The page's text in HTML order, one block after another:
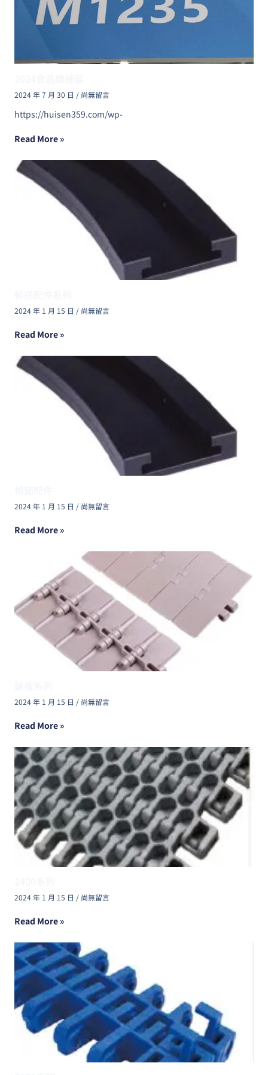
2024 年 7 月 30 日 尚無留言
https://huisen359.com/wp-
Read More »
2024 年 1 月 15 日 尚無留言
Read More »
2024 年 1 月 15 日 尚無留言
Read More »
2024 年 1 月 15 日 尚無留言
Read More »
2024 年 1 月 15 日 尚無留言
Read More »